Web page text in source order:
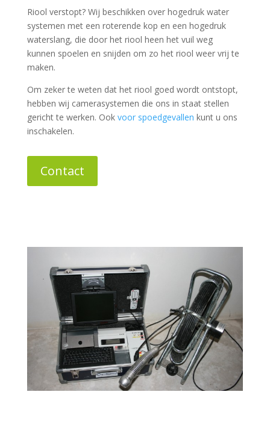
Riool verstopt? Wij beschikken over hogedruk water
systemen met een roterende kop en een hogedruk
waterslang, die door het riool heen het vuil weg
kunnen spoelen en snijden om zo het riool weer vrij te
maken.
Om zeker te weten dat het riool goed wordt ontstopt,
hebben wij camerasystemen die ons in staat stellen
gericht te werken. Ook voor spoedgevallen kunt u ons
inschakelen.
Contact